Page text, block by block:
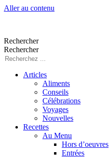
Aller au contenu
Rechercher
Rechercher
Articles
Aliments
Conseils
Célébrations
Voyages
Nouvelles
Recettes
Au Menu
Hors d’oeuvres
Entrées